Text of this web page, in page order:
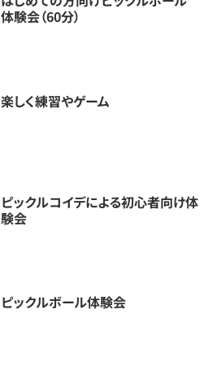
体験会（60分）
楽しく練習やゲーム
ピックルコイデによる初心者向け体
験会
ピックルボール体験会